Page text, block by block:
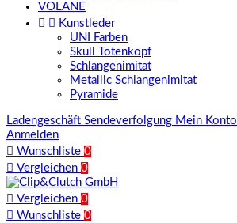
VOLANE
  Kunstleder
UNI Farben
Skull Totenkopf
Schlangenimitat
Metallic Schlangenimitat
Pyramide
Ladengeschäft Sendeverfolgung Mein Konto
Anmelden
 Wunschliste 0
 Vergleichen 0
 Vergleichen 0
 Wunschliste 0